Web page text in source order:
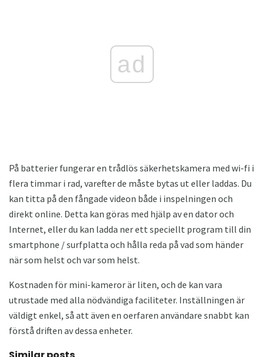
ad
På batterier fungerar en trådlös säkerhetskamera med wi-fi i
flera timmar i rad, varefter de måste bytas ut eller laddas. Du
kan titta på den fångade videon både i inspelningen och
direkt online. Detta kan göras med hjälp av en dator och
Internet, eller du kan ladda ner ett speciellt program till din
smartphone / surfplatta och hålla reda på vad som händer
när som helst och var som helst.
Kostnaden för mini-kameror är liten, och de kan vara
utrustade med alla nödvändiga faciliteter. Inställningen är
väldigt enkel, så att även en oerfaren användare snabbt kan
förstå driften av dessa enheter.